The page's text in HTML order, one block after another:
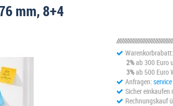
mm, 8+4
Warenkorbrabatt:
2%ab 300 Euro
3%ab 500 Euro
Anfragen:
Sicher einkaufen
Rechnungskauf